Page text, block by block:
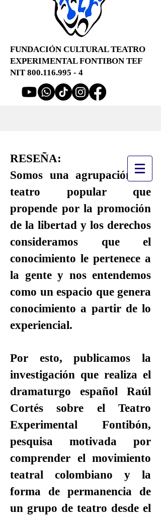
FUNDACIÓN CULTURAL TEATRO
EXPERIMENTAL FONTIBON TEF
NIT 800.116.995 - 4
RESEÑA:
Somos una agrupación de
teatro popular que
propende por la promoción
de la libertad y los derechos
consideramos que el
conocimiento le pertenece a
la gente y nos entendemos
como un espacio que genera
conocimiento a partir de lo
experiencial.
Por esto, publicamos la
investigación que realiza el
dramaturgo español Raúl
Cortés sobre el Teatro
Experimental Fontibón,
pesquisa motivada por
comprender el movimiento
teatral colombiano y la
forma de permanencia de
un grupo de teatro desde el